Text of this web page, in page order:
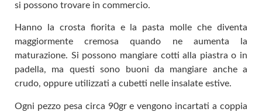
si possono trovare in commercio.
Hanno la crosta fiorita e la pasta molle che diventa
maggiormente cremosa quando ne aumenta la
maturazione. Si possono mangiare cotti alla piastra o in
padella, ma questi sono buoni da mangiare anche a
crudo, oppure utilizzati a cubetti nelle insalate estive.
Ogni pezzo pesa circa 90gr e vengono incartati a coppia